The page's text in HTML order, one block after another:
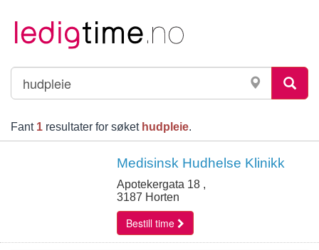
Fant 1 resultater for søket hudpleie.
Medisinsk Hudhelse Klinikk
Apotekergata 18 ,
3187 Horten
Bestill time